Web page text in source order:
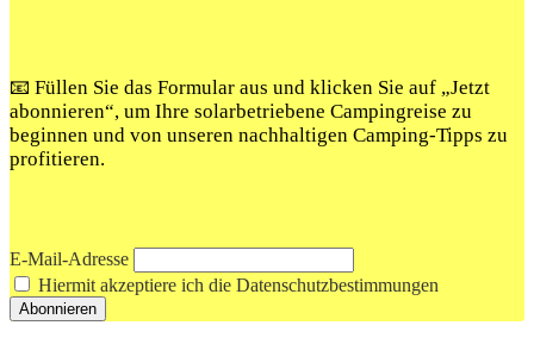
📧 Füllen Sie das Formular aus und klicken Sie auf „Jetzt
abonnieren“, um Ihre solarbetriebene Campingreise zu
beginnen und von unseren nachhaltigen Camping-Tipps zu
profitieren.
E-Mail-Adresse
Hiermit akzeptiere ich die Datenschutzbestimmungen